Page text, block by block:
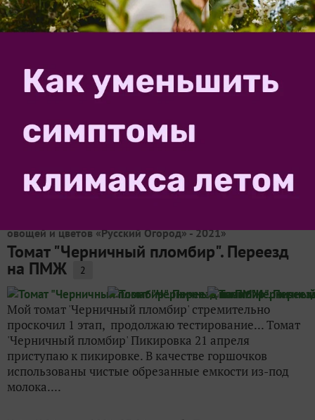
KatyaK 16 июля 2021, 00:31 в клуб «Тестирование семян
рассаду
тестировании от компании Русский огород. Выбран
семян. 27 марта Всего в пакетике было 11 семян,...
овощей и цветов «Русский Огород» - 2021»
Томат "Черничный пломбир". Переезд
на ПМЖ 2
Мой томат 'Черничный пломбир' стремительно
проскочил 1 этап, продолжаю тестирование... Томат
'Черничный пломбир' Пикировка 21 апреля
приступаю к пикировке. В качестве горшочков
использованы чистые обрезанные емкости из-под
молока....